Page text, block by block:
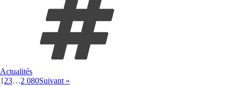
Actualités
1 23…2 080Suivant »